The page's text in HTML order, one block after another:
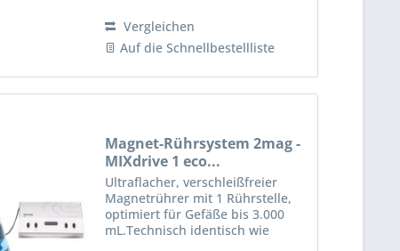
schonende...
Vergleichen
Auf die Schnellbestellliste
Magnet-Rührsystem 2mag -
MIXdrive 1 eco...
Ultraflacher, verschleißfreier
Magnetrührer mit 1 Rührstelle,
optimiert für Gefäße bis 3.000
mL.Technisch identisch wie